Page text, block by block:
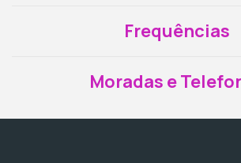
Frequências
Moradas e